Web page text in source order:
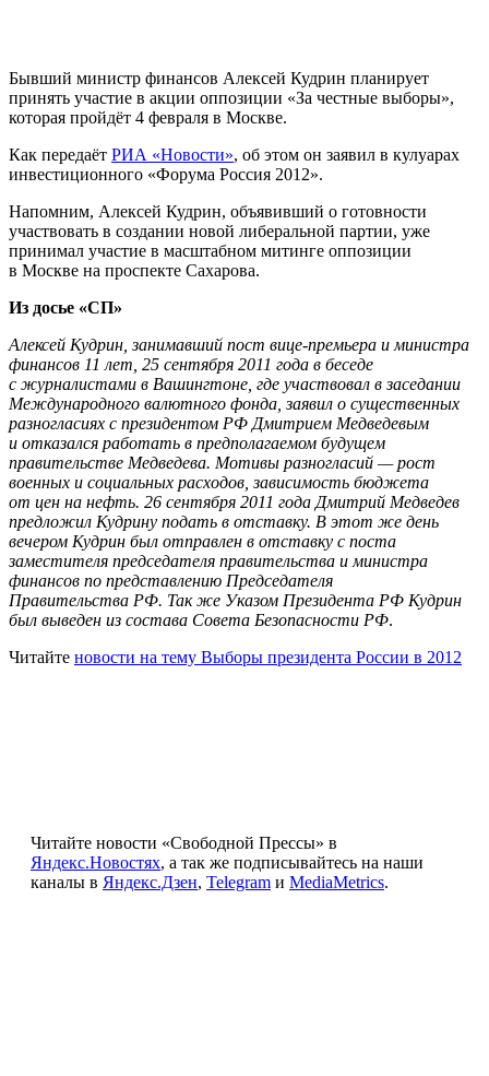
Бывший министр финансов Алексей Кудрин планирует
принять участие в акции оппозиции «За честные выборы»,
которая пройдёт 4 февраля в Москве.
Как передаёт РИА «Новости», об этом он заявил в кулуарах
инвестиционного «Форума Россия 2012».
Напомним, Алексей Кудрин, объявивший о готовности
участвовать в создании новой либеральной партии, уже
принимал участие в масштабном митинге оппозиции
в Москве на проспекте Сахарова.
Из досье «СП»
Алексей Кудрин, занимавший пост вице-премьера и министра
финансов 11 лет, 25 сентября 2011 года в беседе
с журналистами в Вашингтоне, где участвовал в заседании
Международного валютного фонда, заявил о существенных
разногласиях с президентом РФ Дмитрием Медведевым
и отказался работать в предполагаемом будущем
правительстве Медведева. Мотивы разногласий — рост
военных и социальных расходов, зависимость бюджета
от цен на нефть. 26 сентября 2011 года Дмитрий Медведев
предложил Кудрину подать в отставку. В этот же день
вечером Кудрин был отправлен в отставку с поста
заместителя председателя правительства и министра
финансов по представлению Председателя
Правительства РФ. Так же Указом Президента РФ Кудрин
был выведен из состава Совета Безопасности РФ.
Читайте новости на тему Выборы президента России в 2012
Читайте новости «Свободной Прессы» в
Яндекс.Новостях, а так же подписывайтесь на наши
каналы в Яндекс.Дзен, Telegram и MediaMetrics.